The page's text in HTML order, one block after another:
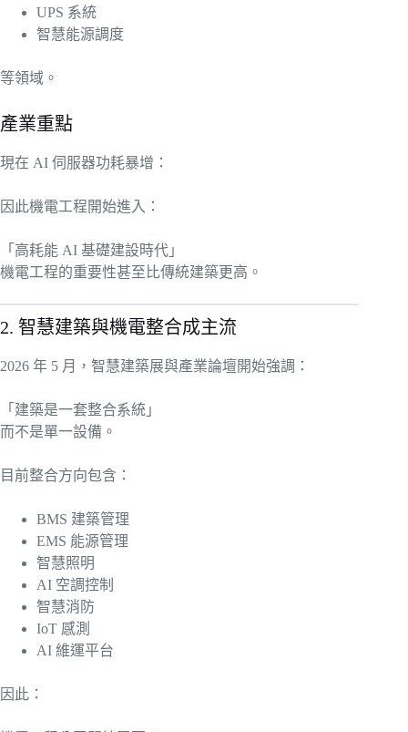
UPS 系統
智慧能源調度
等領域。
產業重點
現在 AI 伺服器功耗暴增：
因此機電工程開始進入：
「高耗能 AI 基礎建設時代」
機電工程的重要性甚至比傳統建築更高。
2. 智慧建築與機電整合成主流
2026 年 5 月，智慧建築展與產業論壇開始強調：
「建築是一套整合系統」
而不是單一設備。
目前整合方向包含：
BMS 建築管理
EMS 能源管理
智慧照明
AI 空調控制
智慧消防
IoT 感測
AI 維運平台
因此：